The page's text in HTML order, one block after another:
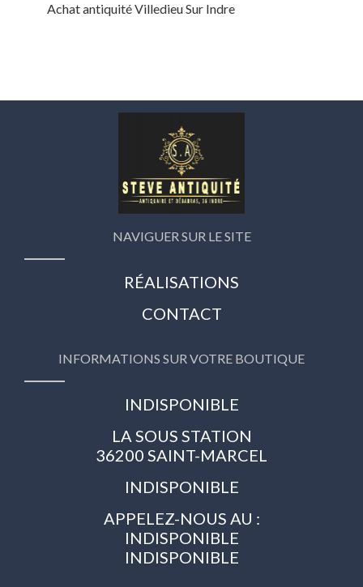
Achat antiquité Villedieu Sur Indre
NAVIGUER SUR LE SITE
RÉALISATIONS
CONTACT
INFORMATIONS SUR VOTRE BOUTIQUE
INDISPONIBLE
LA SOUS STATION
36200 SAINT-MARCEL
INDISPONIBLE
APPELEZ-NOUS AU :
INDISPONIBLE
INDISPONIBLE